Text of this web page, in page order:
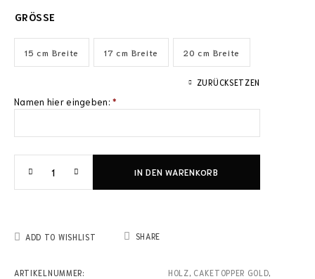
GRÖSSE
15 cm Breite 17 cm Breite 20 cm Breite
ZURÜCKSETZEN
Namen hier eingeben: *
IN DEN WARENKORB
ADD TO WISHLIST SHARE
ARTIKELNUMMER:
HOLZ, CAKETOPPER GOLD,